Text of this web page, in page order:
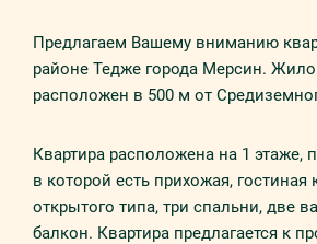
Предлагаем Вашему вниманию
районе Тедже города Мерсин.
расположен в 500 м от
Квартира расположена на 1 этаже,
в которой есть прихожая, гостиная
открытого типа, три спальни, две
балкон. Квартира предлагается к